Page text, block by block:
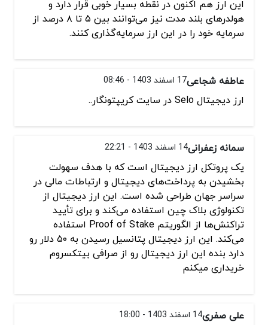
این ارز هم اکنون در نقطه بسیار خوبی قرار دارد و
هولدرهای بلند مدت نیز می‌توانند بین ۵ تا ۸ درصد از
سرمایه خود را در این ارز سرمایه‌گذاری کنند.
عاطفه شجاعی17 اسفند 1403 - 08:46
ارز دیجیتال Selo در سایت کریپتونگار..
سمانه زعفرانی14 اسفند 1403 - 22:21
یک پروتکل ارز دیجیتال است که با هدف سهولت
بخشیدن به پرداخت‌های دیجیتال و ارتباطات مالی در
سراسر جهان طراحی شده است. این ارز دیجیتال از
تکنولوژی بلاک چین استفاده می‌کند و برای تأیید
تراکنش‌ها از الگوریتم Proof of Stake استفاده
می‌کند. این ارز دیجیتال پتانسیل رسیدن به ۵۰ دلار رو
دارد بنده این ارز دیجیتال رو از صرافی بیتکسروم
خریداری میکنم
علی صفری14 اسفند 1403 - 18:00